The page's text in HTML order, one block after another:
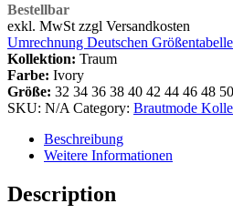
Bestellbar
exkl. MwSt zzgl Versandkosten
Umrechnung Deutschen
Kollektion: Traum
Farbe: Ivory
Größe: 32 34 36 38 40 42 44 46 48 50
SKU: N/A Category: Brautmode
Beschreibung
Weitere Informationen
Description